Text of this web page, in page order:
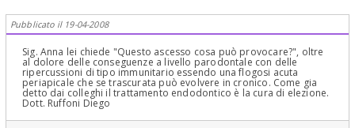
Pubblicato il 19-04-2008
Sig. Anna lei chiede "Questo ascesso cosa può provocare?", oltre
al dolore delle conseguenze a livello parodontale con delle
ripercussioni di tipo immunitario essendo una flogosi acuta
periapicale che se trascurata può evolvere in cronico. Come gia
detto dai colleghi il trattamento endodontico è la cura di elezione.
Dott. Ruffoni Diego